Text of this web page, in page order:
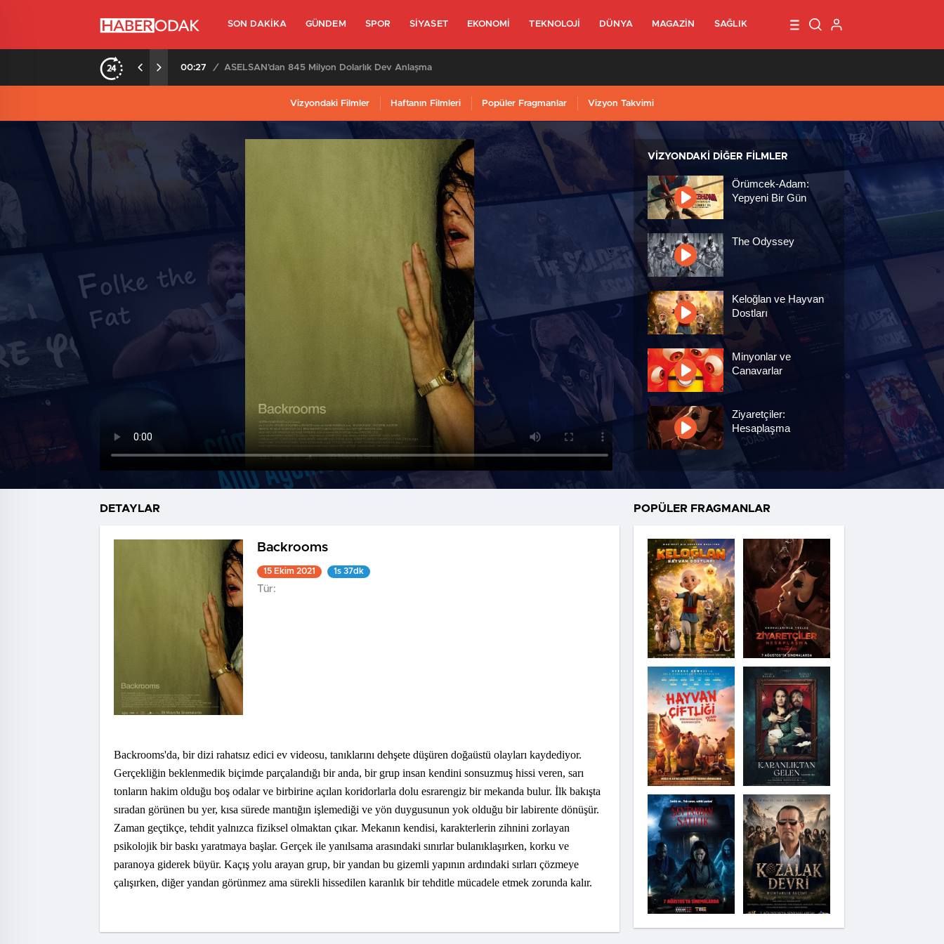
SON DAKIKA GÜNDEM SPOR SIYASET EKONOMI TEKNOLOJI DÜNYA MAGAZIN SAĞLIK
00:27 / ASELSAN’dan 845 Milyon Dolarlık Dev Anlaşma
Vizyondaki Filmler Haftanın Filmleri Popüler Fragmanlar Vizyon Takvimi
VIZYONDAKI DIĞER FILMLER
Örümcek-Adam:
Yepyeni Bir Gün
The Odyssey
Keloğlan ve Hayvan
Dostları
Minyonlar ve
Canavarlar
Ziyaretçiler:
Hesaplaşma
Nasreddin Hoca:
Zaman Yolcusu 4
Hayvan Çiftliği
Karanlıktan Gelen
Şeytandan Satılık
Kozalak Devri
Moana
DETAYLAR
Backrooms
15 Ekim 2021 1s 37dk
Tür:
Backrooms'da, bir dizi rahatsız edici ev videosu, tanıklarını dehşete düşüren doğaüstü olayları kaydediyor.
Gerçekliğin beklenmedik biçimde parçalandığı bir anda, bir grup insan kendini sonsuzmuş hissi veren, sarı
tonların hakim olduğu boş odalar ve birbirine açılan koridorlarla dolu esrarengiz bir mekanda bulur. İlk bakışta
sıradan görünen bu yer, kısa sürede mantığın işlemediği ve yön duygusunun yok olduğu bir labirente dönüşür.
Zaman geçtikçe, tehdit yalnızca fiziksel olmaktan çıkar. Mekanın kendisi, karakterlerin zihnini zorlayan
psikolojik bir baskı yaratmaya başlar. Gerçek ile yanılsama arasındaki sınırlar bulanıklaşırken, korku ve
paranoya giderek büyür. Kaçış yolu arayan grup, bir yandan bu gizemli yapının ardındaki sırları çözmeye
çalışırken, diğer yandan görünmez ama sürekli hissedilen karanlık bir tehditle mücadele etmek zorunda kalır.
POPÜLER FRAGMANLAR